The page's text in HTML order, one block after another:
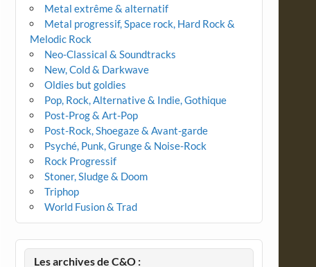
Metal extrême & alternatif
Metal progressif, Space rock, Hard Rock &
Melodic Rock
Neo-Classical & Soundtracks
New, Cold & Darkwave
Oldies but goldies
Pop, Rock, Alternative & Indie, Gothique
Post-Prog & Art-Pop
Post-Rock, Shoegaze & Avant-garde
Psyché, Punk, Grunge & Noise-Rock
Rock Progressif
Stoner, Sludge & Doom
Triphop
World Fusion & Trad
Les archives de C&O :